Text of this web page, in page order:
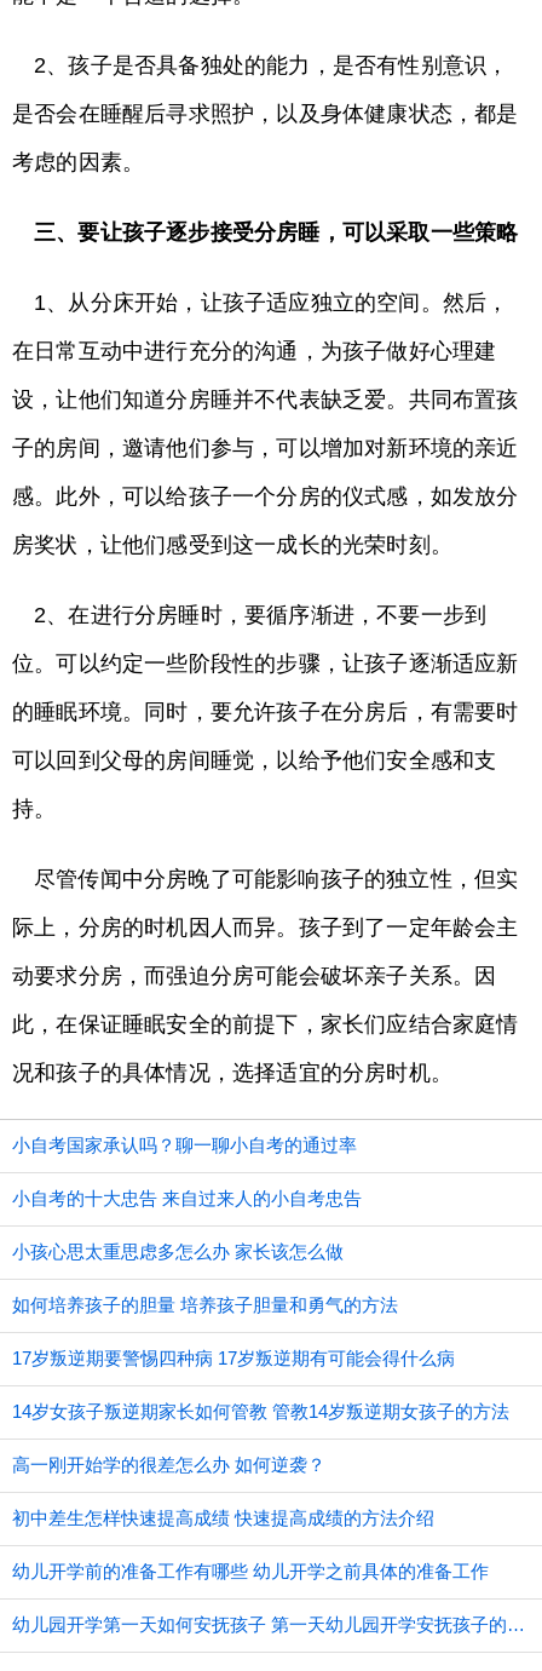
2、孩子是否具备独处的能力，是否有性别意识，
是否会在睡醒后寻求照护，以及身体健康状态，都是
考虑的因素。
三、要让孩子逐步接受分房睡，可以采取一些策略
1、从分床开始，让孩子适应独立的空间。然后，
在日常互动中进行充分的沟通，为孩子做好心理建
设，让他们知道分房睡并不代表缺乏爱。共同布置孩
子的房间，邀请他们参与，可以增加对新环境的亲近
感。此外，可以给孩子一个分房的仪式感，如发放分
房奖状，让他们感受到这一成长的光荣时刻。
2、在进行分房睡时，要循序渐进，不要一步到
位。可以约定一些阶段性的步骤，让孩子逐渐适应新
的睡眠环境。同时，要允许孩子在分房后，有需要时
可以回到父母的房间睡觉，以给予他们安全感和支
持。
尽管传闻中分房晚了可能影响孩子的独立性，但实
际上，分房的时机因人而异。孩子到了一定年龄会主
动要求分房，而强迫分房可能会破坏亲子关系。因
此，在保证睡眠安全的前提下，家长们应结合家庭情
况和孩子的具体情况，选择适宜的分房时机。
小自考国家承认吗？聊一聊小自考的通过率
小自考的十大忠告 来自过来人的小自考忠告
小孩心思太重思虑多怎么办 家长该怎么做
如何培养孩子的胆量 培养孩子胆量和勇气的方法
17岁叛逆期要警惕四种病 17岁叛逆期有可能会得什么病
14岁女孩子叛逆期家长如何管教 管教14岁叛逆期女孩子的方法
高一刚开始学的很差怎么办 如何逆袭？
初中差生怎样快速提高成绩 快速提高成绩的方法介绍
幼儿开学前的准备工作有哪些 幼儿开学之前具体的准备工作
幼儿园开学第一天如何安抚孩子 第一天幼儿园开学安抚孩子的注意事项